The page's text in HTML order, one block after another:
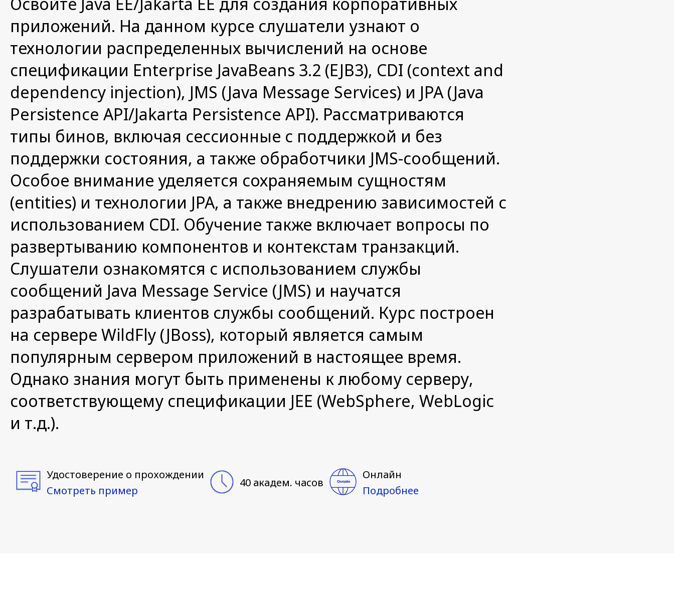
приложений. На данном курсе слушатели узнают о
технологии распределенных вычислений на основе
спецификации Enterprise JavaBeans 3.2 (EJB3), CDI (context and
dependency injection), JMS (Java Message Services) и JPA (Java
Persistence API/Jakarta Persistence API). Рассматриваются
типы бинов, включая сессионные с поддержкой и без
поддержки состояния, а также обработчики JMS-сообщений.
Особое внимание уделяется сохраняемым сущностям
(entities) и технологии JPA, а также внедрению зависимостей с
использованием CDI. Обучение также включает вопросы по
развертыванию компонентов и контекстам транзакций.
Слушатели ознакомятся с использованием службы
сообщений Java Message Service (JMS) и научатся
разрабатывать клиентов службы сообщений. Курс построен
на сервере WildFly (JBoss), который является самым
популярным сервером приложений в настоящее время.
Однако знания могут быть применены к любому серверу,
соответствующему спецификации JEE (WebSphere, WebLogic
и т.д.).
Удостоверение о прохождении
Смотреть пример
40 академ. часов
Онлайн
Подробнее